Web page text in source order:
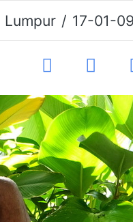
Lumpur 17-01-09-